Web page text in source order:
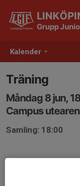
Kalender
Grupp
Träning
Måndag 8 jun,
Campus
Samling: 18:00